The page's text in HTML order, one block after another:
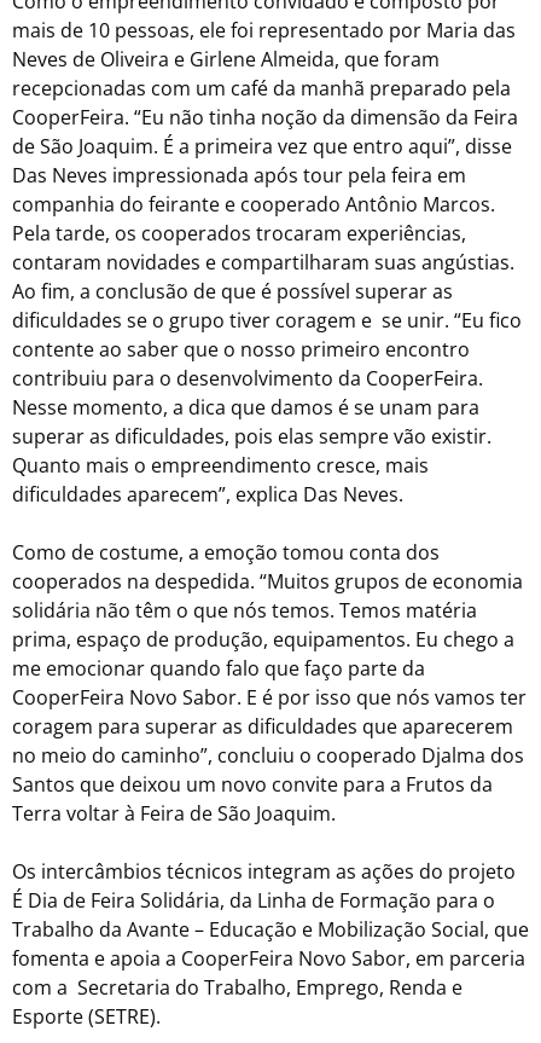
mais de 10 pessoas, ele foi representado por Maria das
Neves de Oliveira e Girlene Almeida, que foram
recepcionadas com um café da manhã preparado pela
CooperFeira. “Eu não tinha noção da dimensão da Feira
de São Joaquim. É a primeira vez que entro aqui”, disse
Das Neves impressionada após tour pela feira em
companhia do feirante e cooperado Antônio Marcos.
Pela tarde, os cooperados trocaram experiências,
contaram novidades e compartilharam suas angústias.
Ao fim, a conclusão de que é possível superar as
dificuldades se o grupo tiver coragem e se unir. “Eu fico
contente ao saber que o nosso primeiro encontro
contribuiu para o desenvolvimento da CooperFeira.
Nesse momento, a dica que damos é se unam para
superar as dificuldades, pois elas sempre vão existir.
Quanto mais o empreendimento cresce, mais
dificuldades aparecem”, explica Das Neves.
Como de costume, a emoção tomou conta dos
cooperados na despedida. “Muitos grupos de economia
solidária não têm o que nós temos. Temos matéria
prima, espaço de produção, equipamentos. Eu chego a
me emocionar quando falo que faço parte da
CooperFeira Novo Sabor. E é por isso que nós vamos ter
coragem para superar as dificuldades que aparecerem
no meio do caminho”, concluiu o cooperado Djalma dos
Santos que deixou um novo convite para a Frutos da
Terra voltar à Feira de São Joaquim.
Os intercâmbios técnicos integram as ações do projeto
É Dia de Feira Solidária, da Linha de Formação para o
Trabalho da Avante – Educação e Mobilização Social, que
fomenta e apoia a CooperFeira Novo Sabor, em parceria
com a Secretaria do Trabalho, Emprego, Renda e
Esporte (SETRE).